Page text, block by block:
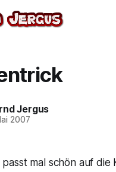
Jergus
2007
passt mal schön auf die